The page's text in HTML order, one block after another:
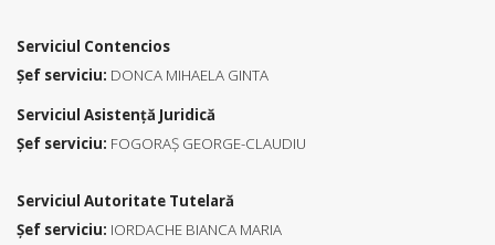
Serviciul Contencios
Șef serviciu: DONCA MIHAELA GINTA
Serviciul Asistență Juridică
Şef serviciu: FOGORAȘ GEORGE-CLAUDIU
Serviciul Autoritate Tutelară
Şef serviciu: IORDACHE BIANCA MARIA